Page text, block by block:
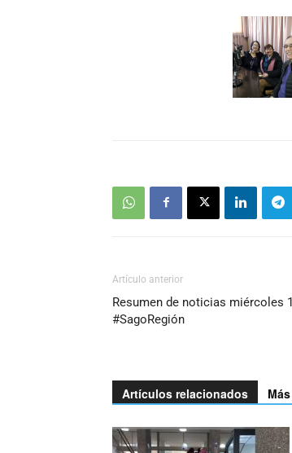
Artículo anterior
Resumen de noticias miércoles
#SagoRegión
Artículos relacionados